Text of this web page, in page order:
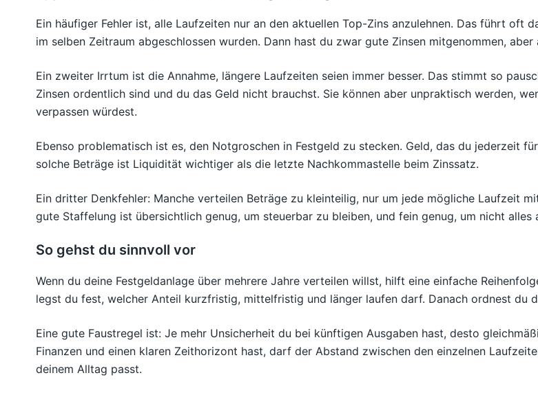
Ein häufiger Fehler ist, alle Laufzeiten nur an den aktuellen Top-Zins anzulehnen. Das führt oft
im selben Zeitraum abgeschlossen wurden. Dann hast du zwar gute Zinsen mitgenommen,
Ein zweiter Irrtum ist die Annahme, längere Laufzeiten seien immer besser. Das stimmt so
Zinsen ordentlich sind und du das Geld nicht brauchst. Sie können aber unpraktisch werden,
verpassen würdest.
Ebenso problematisch ist es, den Notgroschen in Festgeld zu stecken. Geld, das du jederzeit
solche Beträge ist Liquidität wichtiger als die letzte Nachkommastelle beim Zinssatz.
Ein dritter Denkfehler: Manche verteilen Beträge zu kleinteilig, nur um jede mögliche Laufzeit
gute Staffelung ist übersichtlich genug, um steuerbar zu bleiben, und fein genug, um nicht alles
So gehst du sinnvoll vor
Wenn du deine Festgeldanlage über mehrere Jahre verteilen willst, hilft eine einfache
legst du fest, welcher Anteil kurzfristig, mittelfristig und länger laufen darf. Danach ordnest du
Eine gute Faustregel ist: Je mehr Unsicherheit du bei künftigen Ausgaben hast, desto
Finanzen und einen klaren Zeithorizont hast, darf der Abstand zwischen den einzelnen
deinem Alltag passt.